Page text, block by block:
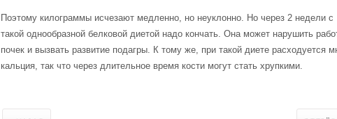
Поэтому килограммы исчезают медленно, но неуклонно. Но через 2 недели с
такой однообразной белковой диетой надо кончать. Она может нарушить
почек и вызвать развитие подагры. К тому же, при такой диете расходуется
кальция, так что через длительное время кости могут стать хрупкими.